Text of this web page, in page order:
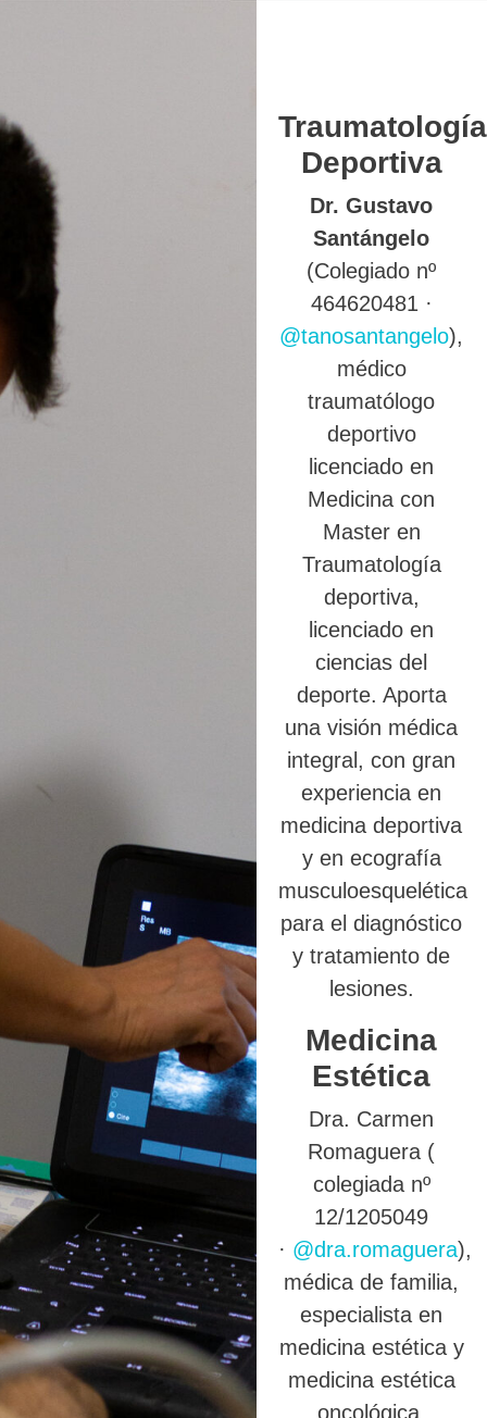
Traumatología
Deportiva
Dr. Gustavo
Santángelo
(Colegiado nº
464620481 ·
@tanosantangelo),
médico
traumatólogo
deportivo
licenciado en
Medicina con
Master en
Traumatología
deportiva,
licenciado en
ciencias del
deporte. Aporta
una visión médica
integral, con gran
experiencia en
medicina deportiva
y en ecografía
musculoesquelética
para el diagnóstico
y tratamiento de
lesiones.
Medicina
Estética
Dra. Carmen
Romaguera (
colegiada nº
12/1205049
· @dra.romaguera),
médica de familia,
especialista en
medicina estética y
medicina estética
oncológica.